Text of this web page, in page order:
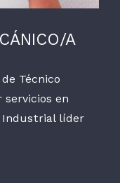
A
Técnico
en
líder